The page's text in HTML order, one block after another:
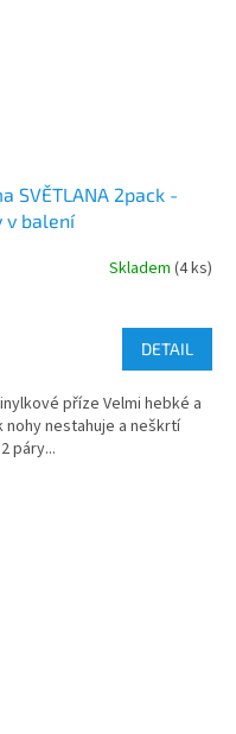
SVĚTLANA 2pack -
v balení
Skladem (4 ks)
DETAIL
příze Velmi hebké a
nestahuje a neškrtí
páry...